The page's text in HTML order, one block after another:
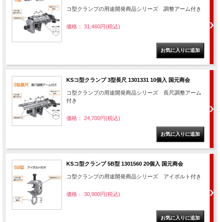
コ型クランプの用途開発商品シリーズ 調整アーム付き
価格： 31,460円(税込)
KSコ型クランプ 3型長尺 1301331 10個入 国元商会
コ型クランプの用途開発商品シリーズ 長尺調整アーム
付き
価格： 24,700円(税込)
KSコ型クランプ 5B型 1301560 20個入 国元商会
コ型クランプの用途開発商品シリーズ アイボルト付き
価格： 30,900円(税込)